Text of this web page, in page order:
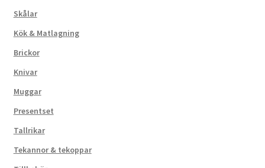
Skålar
Kök & Matlagning
Brickor
Knivar
Muggar
Presentset
Tallrikar
Tekannor & tekoppar